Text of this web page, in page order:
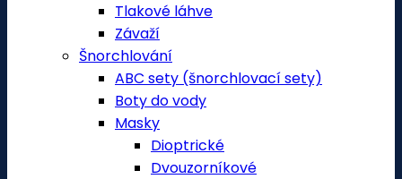
Tlakové láhve
Závaží
Šnorchlování
ABC sety (šnorchlovací sety)
Boty do vody
Masky
Dioptrické
Dvouzorníkové